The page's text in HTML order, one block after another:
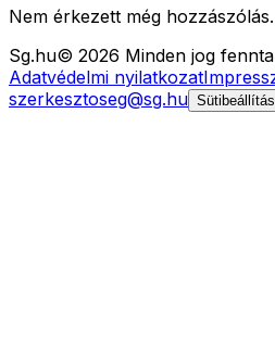
Nem érkezett még
Sg.hu© 2026 Minden jog
Adatvédelmi nyilatkozat
szerkesztoseg@sg.hu